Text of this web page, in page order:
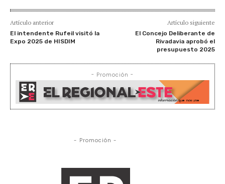
Artículo anterior
El intendente Rufeil visitó la
Expo 2025 de HISDIM
Artículo siguiente
El Concejo Deliberante de
Rivadavia aprobó el
presupuesto 2025
- Promoción -
- Promoción -